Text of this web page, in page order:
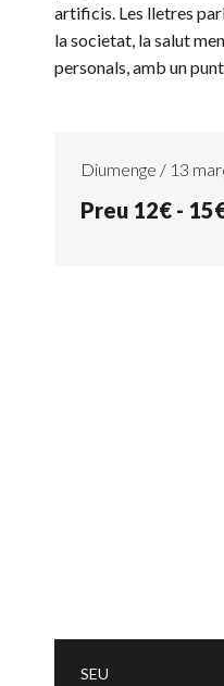
artificis. Les lletres
la societat, la salut
personals, amb un
Diumenge / 13
Preu 12€ -
SEU